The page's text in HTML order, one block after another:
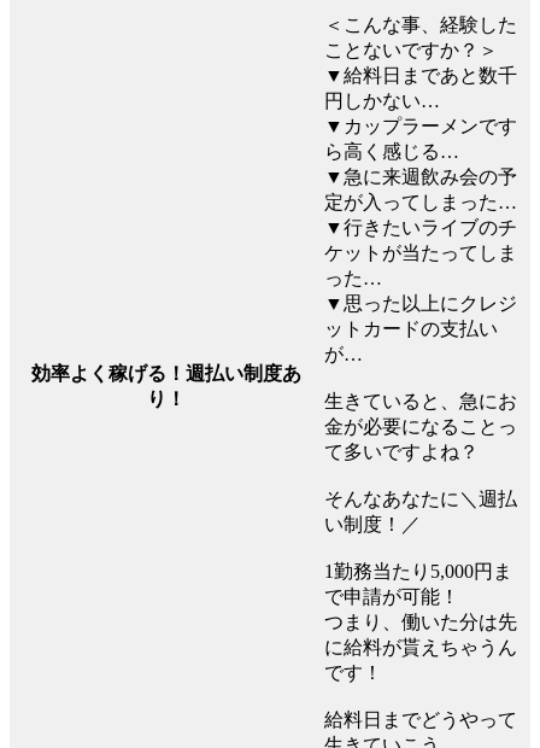
効率よく稼げる！週払い制度あ
り！
＜こんな事、経験した
ことないですか？＞
▼給料日まであと数千
円しかない…
▼カップラーメンです
ら高く感じる…
▼急に来週飲み会の予
定が入ってしまった…
▼行きたいライブのチ
ケットが当たってしま
った…
▼思った以上にクレジ
ットカードの支払い
が…
生きていると、急にお
金が必要になることっ
て多いですよね？
そんなあなたに＼週払
い制度！／
1勤務当たり5,000円ま
で申請が可能！
つまり、働いた分は先
に給料が貰えちゃうん
です！
給料日までどうやって